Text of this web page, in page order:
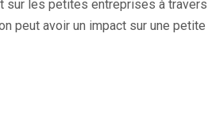
sur les petites entreprises à travers
peut avoir un impact sur une petite